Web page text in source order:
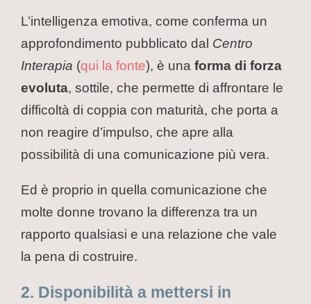
L’intelligenza emotiva, come conferma un
approfondimento pubblicato dal Centro
Interapia (qui la fonte), è una forma di forza
evoluta, sottile, che permette di affrontare le
difficoltà di coppia con maturità, che porta a
non reagire d’impulso, che apre alla
possibilità di una comunicazione più vera.
Ed è proprio in quella comunicazione che
molte donne trovano la differenza tra un
rapporto qualsiasi e una relazione che vale
la pena di costruire.
2. Disponibilità a mettersi in